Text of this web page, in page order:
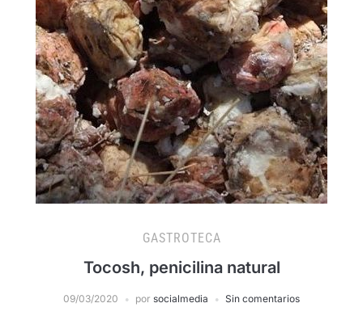
GASTROTECA
Tocosh, penicilina natural
09/03/2020 por socialmedia Sin comentarios